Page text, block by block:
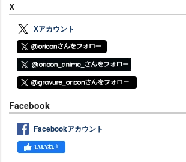
X
Xアカウント
Facebook
Facebookアカウント